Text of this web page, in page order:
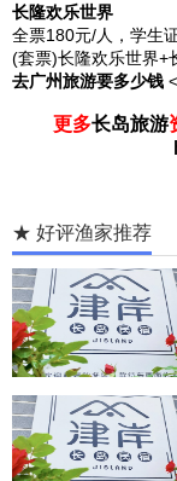
长隆欢乐世界
全票180元/人，学生
(套票)长隆欢乐世界+
去广州旅游要多少钱 <
更多长岛旅游
★ 好评渔家推荐